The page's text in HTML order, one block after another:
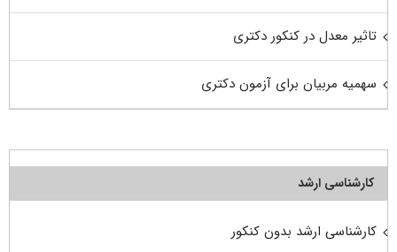
تاثیر معدل در کنکور دکتری
سهمیه مربیان برای آزمون دکتری
کارشناسی ارشد
کارشناسی ارشد بدون کنکور